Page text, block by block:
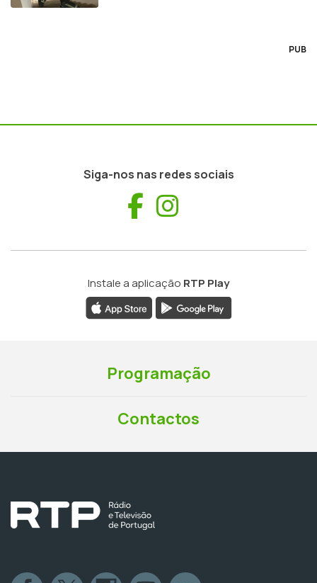
PUB
Siga-nos nas redes sociais
Facebook
Instale a aplicação RTP Play
Programação
Contactos